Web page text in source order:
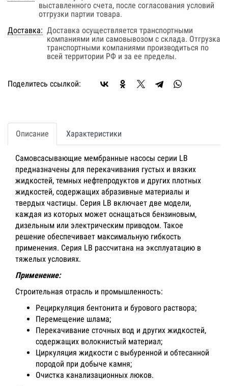
выставленного счета, после согласования условий
отгрузки партии товара.
Доставка: Доставка осуществляется транспортными
компаниями или самовывозом с склада. Отгрузка
транспортными компаниями производиться по
всей территории РФ и за ее пределы.
Поделитесь ссылкой:
Описание Характеристики
Самовсасывающие мембранные насосы серии LB
предназначены для перекачивания густых и вязких
жидкостей, темных нефтепродуктов и других плотных
жидкостей, содержащих абразивные материалы и
твердых частицы. Серия LB включает две модели,
каждая из которых может оснащаться бензиновым,
дизельным или электрическим приводом. Такое
решение обеспечивает максимальную гибкость
применения. Серия LB рассчитана на эксплуатацию в
тяжелых условиях.
Применение:
Строительная отрасль и промышленность:
Рециркуляция бентонита и бурового раствора;
Перемещение шлама;
Перекачивание сточных вод и других жидкостей,
содержащих волокнистый материал;
Циркуляция жидкости с выбуренной и обтесанной
породой при добыче камня;
Очистка канализационных люков.